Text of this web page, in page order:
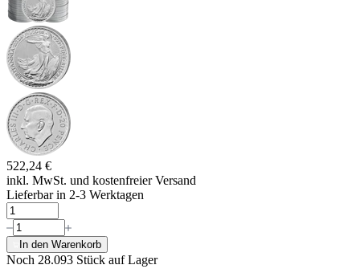
522,24 €
inkl. MwSt. und kostenfreier Versand
Lieferbar in 2-3 Werktagen
In den Warenkorb
Noch 28.093 Stück auf Lager